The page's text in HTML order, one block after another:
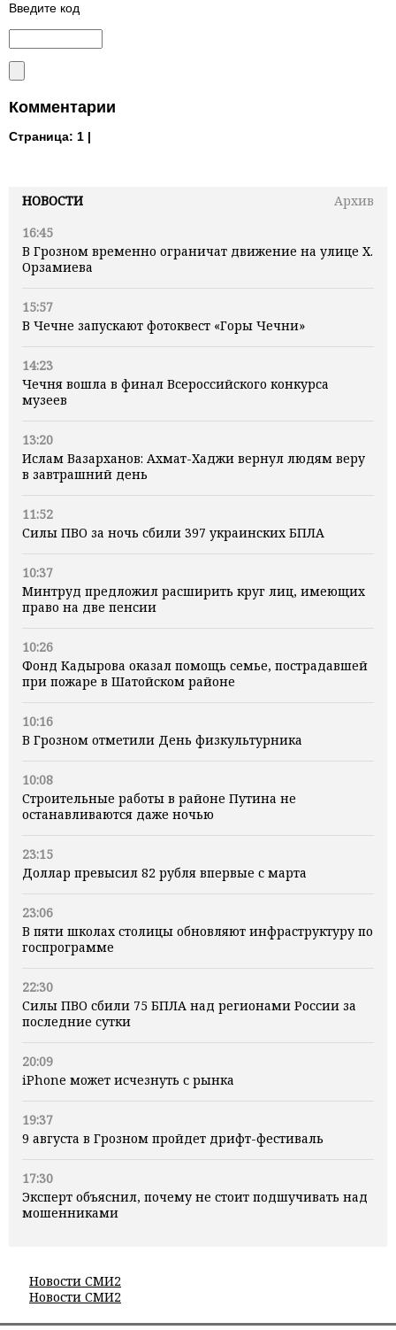
НОВОСТИ
Архив
16:45
В Грозном временно ограничат движение на улице Х.
Орзамиева
15:57
В Чечне запускают фотоквест «Горы Чечни»
14:23
Чечня вошла в финал Всероссийского конкурса
музеев
13:20
Ислам Вазарханов: Ахмат-Хаджи вернул людям веру
в завтрашний день
11:52
Силы ПВО за ночь сбили 397 украинских БПЛА
10:37
Минтруд предложил расширить круг лиц, имеющих
право на две пенсии
10:26
Фонд Кадырова оказал помощь семье, пострадавшей
при пожаре в Шатойском районе
10:16
В Грозном отметили День физкультурника
10:08
Строительные работы в районе Путина не
останавливаются даже ночью
23:15
Доллар превысил 82 рубля впервые с марта
23:06
В пяти школах столицы обновляют инфраструктуру по
госпрограмме
22:30
Силы ПВО сбили 75 БПЛА над регионами России за
последние сутки
20:09
iPhone может исчезнуть с рынка
19:37
9 августа в Грозном пройдет дрифт-фестиваль
17:30
Эксперт объяснил, почему не стоит подшучивать над
мошенниками
Новости СМИ2
Новости СМИ2
Введите код
Комментарии
Страница: 1 |